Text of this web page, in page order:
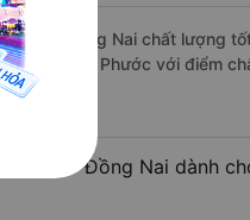
- Đồng Nai chất lượng
- Bình Phước với điểm
- Đồng Nai dành